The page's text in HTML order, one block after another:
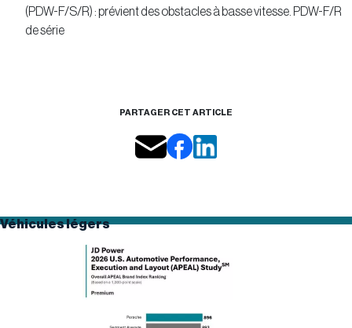
(PDW-F/S/R) : prévient des obstacles à basse vitesse. PDW-F/R
de série
PARTAGER CET ARTICLE
Véhicules légers